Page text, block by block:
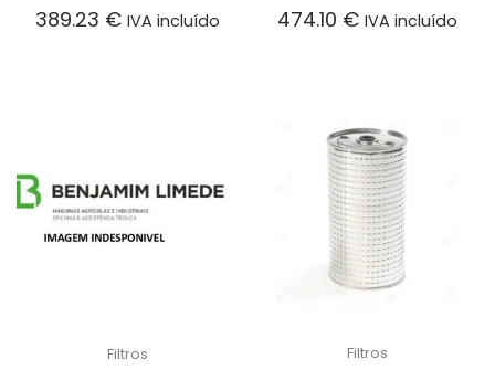
389.23 € IVA incluído 474.10 € IVA incluído
Filtros Filtros